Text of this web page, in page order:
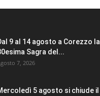
9 al 14 agosto a Corezzo la
Sagra del...
7, 2026
5 agosto si chiude il